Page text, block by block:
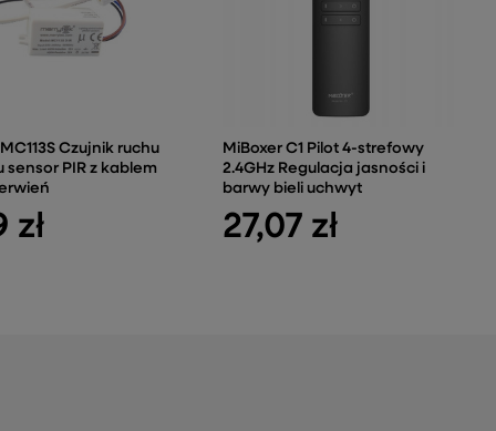
Czujnik ruchu
sensor PIR z kablem
zł
MiBoxer C1 Pilot 4-strefowy
2.4GHz Regulacja jasności i
barwy bieli uchwyt
27,07 zł